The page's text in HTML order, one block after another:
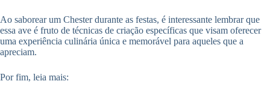
Ao saborear um Chester durante as festas, é interessante lembrar que
essa ave é fruto de técnicas de criação específicas que visam oferecer
uma experiência culinária única e memorável para aqueles que a
apreciam.
Por fim, leia mais: